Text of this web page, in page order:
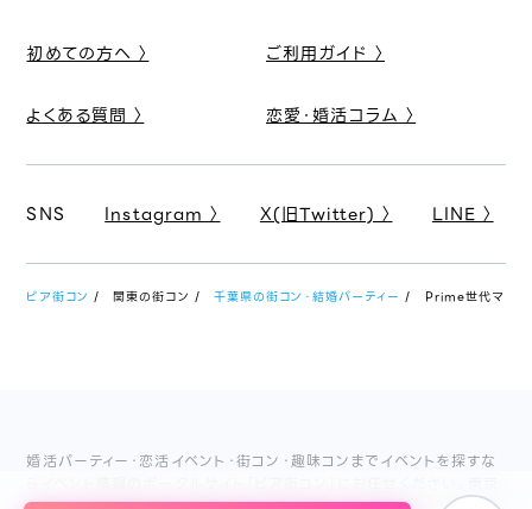
初めての方へ 〉 ご利用ガイド 〉
よくある質問 〉 恋愛・婚活コラム 〉
SNS Instagram 〉 X(旧Twitter) 〉 LINE 〉
ピア街コン 関東の街コン 千葉県の街コン・結婚パーティー Prime世代マッ
婚活パーティー・恋活イベント・街コン・趣味コンまでイベントを探すな